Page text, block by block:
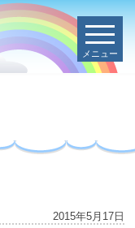
メニュー
2015年5月17日